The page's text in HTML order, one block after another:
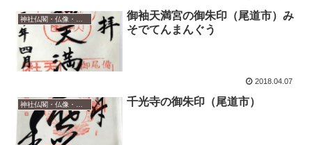
御袖天満宮の御朱印（尾道市）み
そでてんまんぐう
2018.04.07
神社仏閣・仏像・御朱印 千光寺の御朱印（尾道市）